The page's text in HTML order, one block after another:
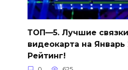
ТОП—5. Лучшие
видеокарта на Январь
Рейтинг!